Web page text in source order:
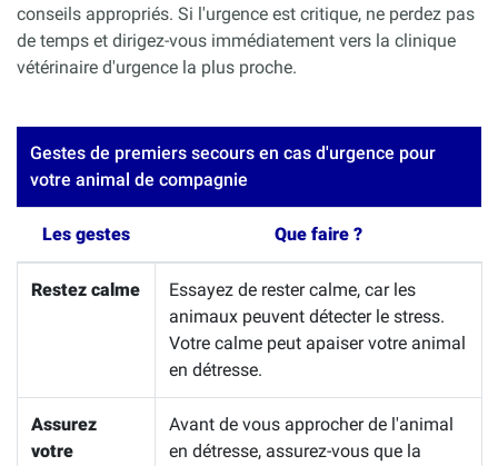
conseils appropriés. Si l'urgence est critique, ne perdez pas
de temps et dirigez-vous immédiatement vers la clinique
vétérinaire d'urgence la plus proche.
Gestes de premiers secours en cas d'urgence pour
votre animal de compagnie
Les gestes Que faire ?
Restez calme
Essayez de rester calme, car les
animaux peuvent détecter le stress.
Votre calme peut apaiser votre animal
en détresse.
Assurez
votre
Avant de vous approcher de l'animal
en détresse, assurez-vous que la